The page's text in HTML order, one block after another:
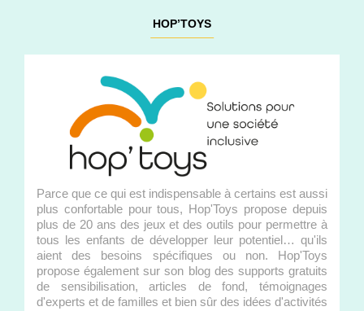
HOP’TOYS
Parce que ce qui est indispensable à certains est aussi
plus confortable pour tous, Hop'Toys propose depuis
plus de 20 ans des jeux et des outils pour permettre à
tous les enfants de développer leur potentiel… qu'ils
aient des besoins spécifiques ou non. Hop'Toys
propose également sur son blog des supports gratuits
de sensibilisation, articles de fond, témoignages
d'experts et de familles et bien sûr des idées d'activités